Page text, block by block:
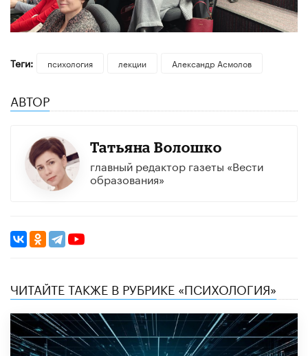
Теги: психология лекции Александр Асмолов
АВТОР
Татьяна Волошко
главный редактор газеты «Вести
образования»
ЧИТАЙТЕ ТАКЖЕ В РУБРИКЕ «ПСИХОЛОГИЯ»